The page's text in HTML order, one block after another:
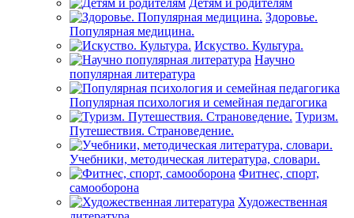
Детям и родителям
Здоровье.
Популярная медицина.
Искуство. Культура.
Научно
популярная литература
Популярная психология и семейная педагогика
Туризм.
Путешествия. Страноведение.
Учебники, методическая литература, словари.
Фитнес, спорт,
самооборона
Художественная